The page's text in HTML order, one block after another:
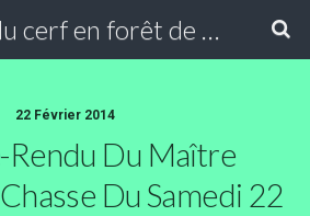
Vénerie du cerf en forêt de Compiègne
22 Février 2014
Rendu Du Maître
Du Samedi 22